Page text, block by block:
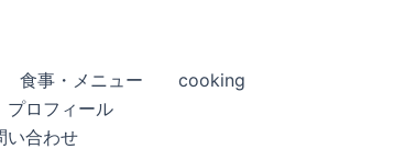
食事・メニュー
cooking
ロフィール
い合わせ